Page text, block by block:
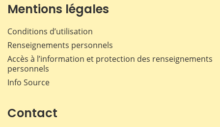
Mentions légales
Conditions d’utilisation
Renseignements personnels
Accès à l’information et protection des renseignements
personnels
Info Source
Contact